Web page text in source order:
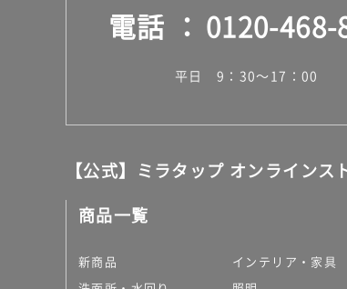
電話 0120-468-
平日 9：30～17：00
【公式】ミラタップ オンラインス
商品一覧
新商品
インテリア・家具